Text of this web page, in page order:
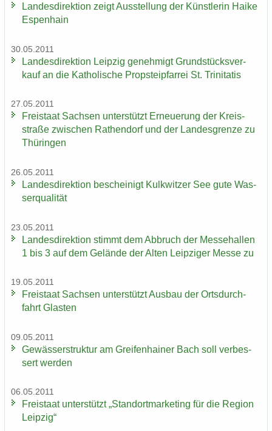
Lan­des­di­rek­ti­on zeigt Aus­stel­lung der Künst­le­rin Haike
Es­pen­hain
30.05.2011
Lan­des­di­rek­ti­on Leip­zig ge­neh­migt Grund­stücks­ver­
kauf an die Ka­tho­li­sche Propstei­pfar­rei St. Tri­ni­ta­tis
27.05.2011
Frei­staat Sach­sen un­ter­stützt Er­neue­rung der Kreis­
stra­ße zwi­schen Ra­then­dorf und der Lan­des­gren­ze zu
Thü­rin­gen
26.05.2011
Lan­des­di­rek­ti­on be­schei­nigt Kulk­wit­zer See gute Was­
ser­qua­li­tät
23.05.2011
Lan­des­di­rek­ti­on stimmt dem Ab­bruch der Mes­se­hal­len
1 bis 3 auf dem Ge­län­de der Alten Leip­zi­ger Messe zu
19.05.2011
Frei­staat Sach­sen un­ter­stützt Aus­bau der Orts­durch­
fahrt Glas­ten
09.05.2011
Ge­wäs­ser­struk­tur am Grei­fen­hai­ner Bach soll ver­bes­
sert wer­den
06.05.2011
Frei­staat un­ter­stützt „Stand­ort­mar­ke­ting für die Re­gi­on
Leip­zig“